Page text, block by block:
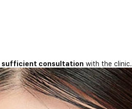
sufficient consultation with the clinic.